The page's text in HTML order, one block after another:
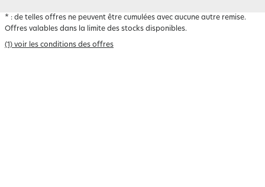
* : de telles offres ne peuvent être cumulées avec aucune autre remise.
Offres valables dans la limite des stocks disponibles.
(1) voir les conditions des offres